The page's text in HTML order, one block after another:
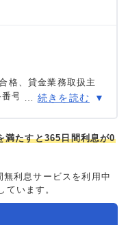
格、貸金業務取扱主
号：第F241000177
融領域における情報
は計2000本以上。ロ
信を心がけている。
続きを読む
満たすと365日間利息が0
利息サービスを利用中
ています。